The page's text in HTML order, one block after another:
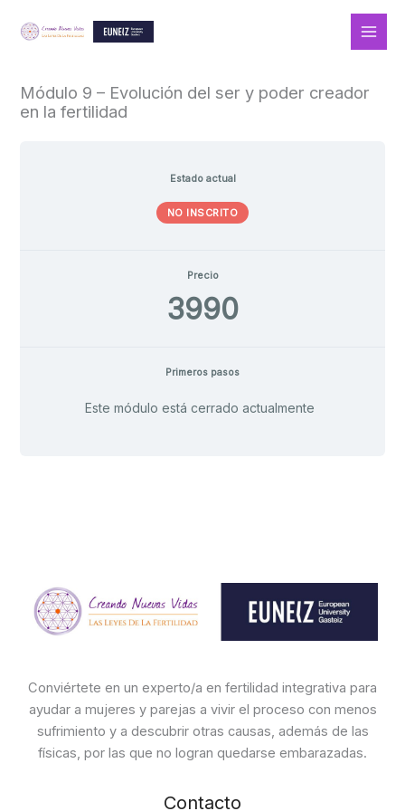
Módulo 9 – Evolución del ser y poder creador
en la fertilidad
Estado actual
NO INSCRITO
Precio
3990
Primeros pasos
Este módulo está cerrado actualmente
Conviértete en un experto/a en fertilidad integrativa para
ayudar a mujeres y parejas a vivir el proceso con menos
sufrimiento y a descubrir otras causas, además de las
físicas, por las que no logran quedarse embarazadas.
Contacto